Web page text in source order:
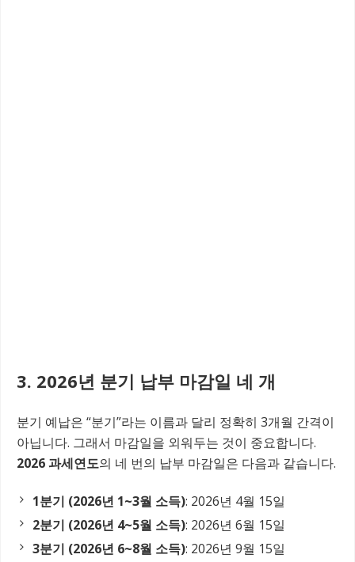
3. 2026년 분기 납부 마감일 네 개
분기 예납은 “분기”라는 이름과 달리 정확히 3개월 간격이
아닙니다. 그래서 마감일을 외워두는 것이 중요합니다.
2026 과세연도의 네 번의 납부 마감일은 다음과 같습니다.
1분기 (2026년 1~3월 소득): 2026년 4월 15일
2분기 (2026년 4~5월 소득): 2026년 6월 15일
3분기 (2026년 6~8월 소득): 2026년 9월 15일